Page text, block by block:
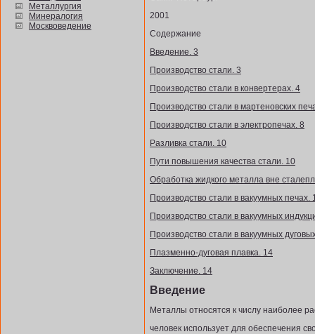
Металлургия
Минералогия
Москвоведение
2001
Содержание
Введение. 3
Производство стали. 3
Производство стали в конвертерах. 4
Производство стали в мартеновских
Производство стали в электропечах. 8
Разливка стали. 10
Пути повышения качества стали. 10
Обработка жидкого металла вне
Производство стали в вакуумных печах.
Производство стали в вакуумных
Производство стали в вакуумных
Плазменно-дуговая плавка. 14
Заключение. 14
Введение
Металлы относятся к числу наиболее
человек использует для обеспечения